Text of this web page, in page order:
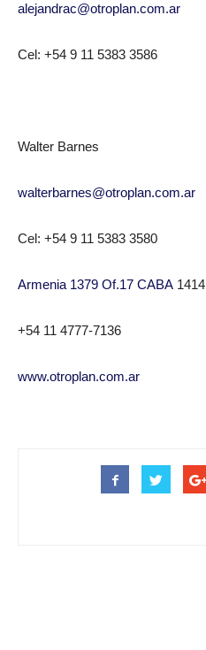
alejandrac@otroplan.com.ar
Cel: +54 9 11 5383 3586
Walter Barnes
walterbarnes@otroplan.com.ar
Cel: +54 9 11 5383 3580
Armenia 1379 Of.17 CABA 1414
+54 11 4777-7136
www.otroplan.com.ar